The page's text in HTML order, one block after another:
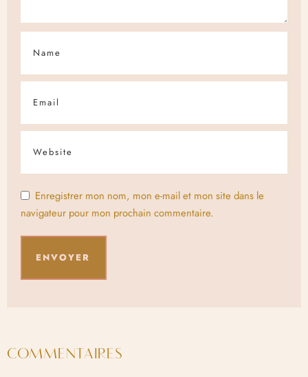
Enregistrer mon nom, mon e-mail et mon site dans le
navigateur pour mon prochain commentaire.
COMMENTAIRES